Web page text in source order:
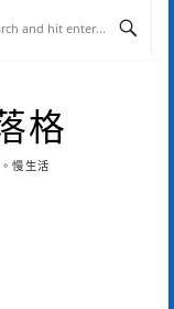
格
慢生活